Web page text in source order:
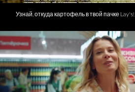
Узнай, откуда картофель в твой пачке Lay's!